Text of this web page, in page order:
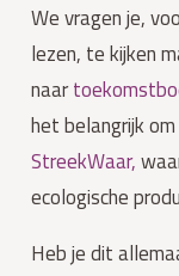
We vragen je,
lezen, te kijken
naar
het belangrijk
StreekWaar,
ecologische
Heb je dit